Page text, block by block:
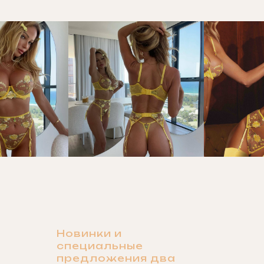
Новинки и
специальные
предложения два